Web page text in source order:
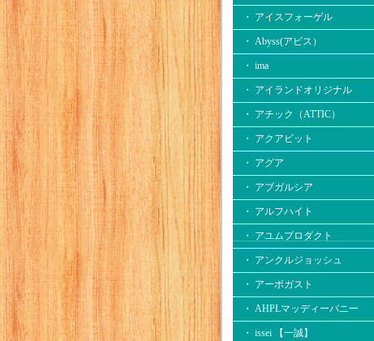
・ アイスフォーゲル
・ Abyss(アビス）
・ ima
・ アイランドオリジナル
・ アチック（ATTIC）
・ アクアビット
・ アグア
・ アブガルシア
・ アルフハイト
・ アユムプロダクト
・ アンクルジョッシュ
・ アーボガスト
・ AHPLマッディーバニー
・ issei 【一誠】